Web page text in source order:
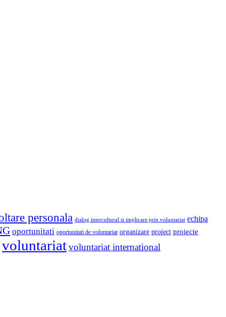
personala dialog intercultural si implicare prin voluntariat echipa
oportunitati oportunitati de voluntariat organizare proiect proiecte
voluntariatvoluntariat international